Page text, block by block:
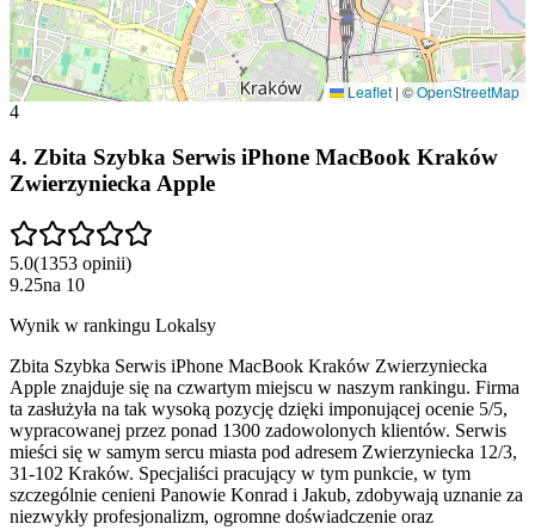
Leaflet | ©OpenStreetMap
4
4. Zbita Szybka Serwis iPhone MacBook Kraków
Zwierzyniecka Apple
5.0(1353 opinii)
9.25na 10
Wynik w rankingu Lokalsy
Zbita Szybka Serwis iPhone MacBook Kraków Zwierzyniecka
Apple znajduje się na czwartym miejscu w naszym rankingu. Firma
ta zasłużyła na tak wysoką pozycję dzięki imponującej ocenie 5/5,
wypracowanej przez ponad 1300 zadowolonych klientów. Serwis
mieści się w samym sercu miasta pod adresem Zwierzyniecka 12/3,
31-102 Kraków. Specjaliści pracujący w tym punkcie, w tym
szczególnie cenieni Panowie Konrad i Jakub, zdobywają uznanie za
niezwykły profesjonalizm, ogromne doświadczenie oraz